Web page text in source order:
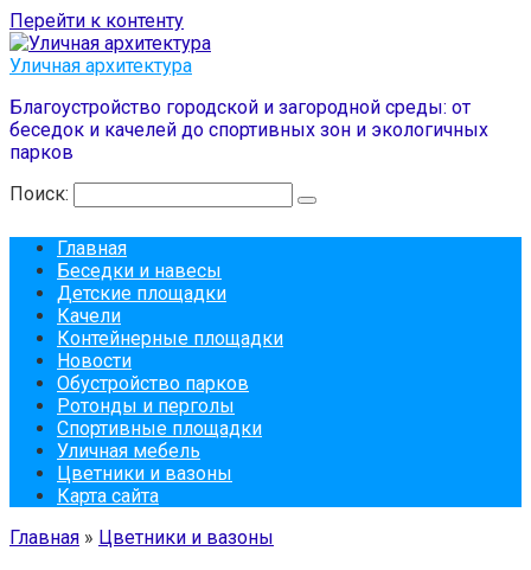
Перейти к контенту
Уличная архитектура
Благоустройство городской и загородной среды: от
беседок и качелей до спортивных зон и экологичных
парков
Поиск:
Главная
Беседки и навесы
Детские площадки
Качели
Контейнерные площадки
Новости
Обустройство парков
Ротонды и перголы
Спортивные площадки
Уличная мебель
Цветники и вазоны
Карта сайта
Главная » Цветники и вазоны